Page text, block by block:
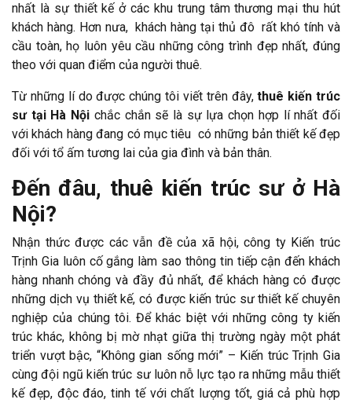
nhất là sự thiết kế ở các khu trung tâm thương mại thu hút
khách hàng. Hơn nưa, khách hàng tại thủ đô rất khó tính và
cầu toàn, họ luôn yêu cầu những công trình đẹp nhất, đúng
theo với quan điểm của người thuê.
Từ những lí do được chúng tôi viết trên đây,thuê kiến trúc
sư tại Hà Nội chắc chắn sẽ là sự lựa chọn hợp lí nhất đối
với khách hàng đang có mục tiêu có những bản thiết kế đẹp
đối với tổ ấm tương lai của gia đình và bản thân.
Đến đâu, thuê kiến trúc sư ở Hà
Nội?
Nhận thức được các vẫn đề của xã hội, công ty Kiến trúc
Trịnh Gia luôn cố gắng làm sao thông tin tiếp cận đến khách
hàng nhanh chóng và đầy đủ nhất, để khách hàng có được
những dịch vụ thiết kế, có được kiến trúc sư thiết kế chuyên
nghiệp của chúng tôi. Để khác biệt với những công ty kiến
trúc khác, không bị mờ nhạt giữa thị trường ngày một phát
triển vượt bậc, “Không gian sống mới” – Kiến trúc Trịnh Gia
cùng đội ngũ kiến trúc sư luôn nỗ lực tạo ra những mẫu thiết
kế đẹp, độc đáo, tinh tế với chất lượng tốt, giá cả phù hợp